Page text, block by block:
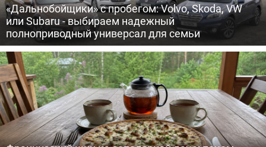
«Дальнобойщики» с пробегом: Volvo, Skoda, VW
или Subaru - выбираем надежный
полноприводный универсал для семьи